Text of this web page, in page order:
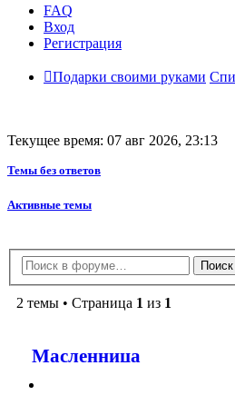
FAQ
Вход
Регистрация
Подарки своими руками
Текущее время: 07 авг 2026, 23:13
Темы без ответов
Активные темы
Поиск
2 темы • Страница 1 из 1
Масленница